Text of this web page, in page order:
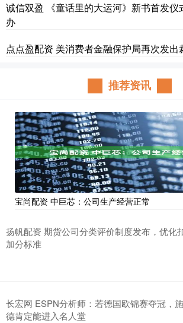
诚信双盈 《童话里的大运河》新书首发仪
办
点点盈配资 美消费者金融保护局再次发出
推荐资讯
宝尚配资 中巨芯：公司生产经营正常
扬帆配资 期货公司分类评价制度发布，优化
加分标准
长宏网 ESPN分析师：若德国欧锦赛夺冠，
德肯定能进入名人堂